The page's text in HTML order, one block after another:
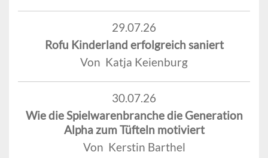
29.07.26
Rofu Kinderland erfolgreich saniert
Von Katja Keienburg
30.07.26
Wie die Spielwarenbranche die Generation
Alpha zum Tüfteln motiviert
Von Kerstin Barthel